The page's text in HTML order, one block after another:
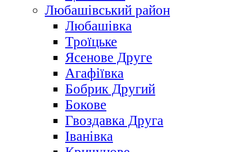
Любашівський район
Любашівка
Троїцьке
Ясенове Друге
Агафіївка
Бобрик Другий
Бокове
Гвоздавка Друга
Іванівка